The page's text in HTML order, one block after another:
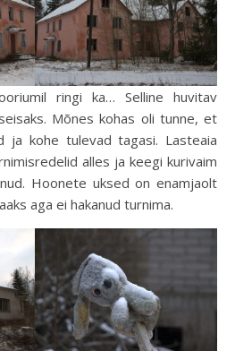
ringi ka… Selline huvitav
Mõnes kohas oli tunne, et
ja kohe tulevad tagasi. Lasteaia
alles ja keegi kurivaim
Hoonete uksed on enamjaolt
aga ei hakanud turnima.